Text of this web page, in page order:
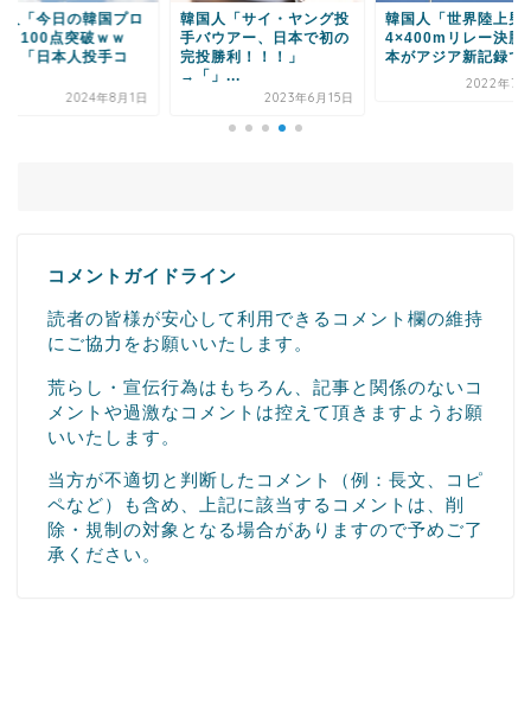
人「今日の韓国プロ
、100点突破ｗｗ
→「日本人投手コ
2024年8月1日
韓国人「サイ・ヤング投
手バウアー、日本で初の
完投勝利！！！」
→「」...
2023年6月15日
韓国人「世界陸上男
4×400mリレー決勝
本がアジア新記録で
2022年7
コメントガイドライン
読者の皆様が安心して利用できるコメント欄の維持
にご協力をお願いいたします。
荒らし・宣伝行為はもちろん、記事と関係のないコ
メントや過激なコメントは控えて頂きますようお願
いいたします。
当方が不適切と判断したコメント（例：長文、コピ
ペなど）も含め、上記に該当するコメントは、削
除・規制の対象となる場合がありますので予めご了
承ください。